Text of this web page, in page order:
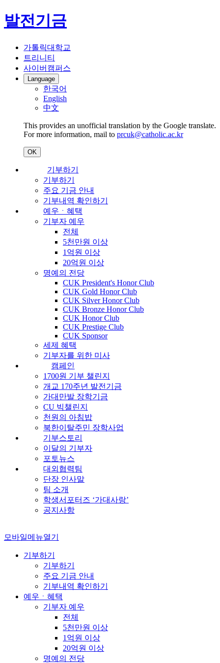
발전기금
가톨릭대학교
트리니티
사이버캠퍼스
Language
한국어
English
中文
This provides an unofficial translation by the Google translate.
For more information, mail to prcuk@catholic.ac.kr
OK
기부하기
기부하기
주요 기금 안내
기부내역 확인하기
예우ㆍ혜택
기부자 예우
전체
5천만원 이상
1억원 이상
20억원 이상
명예의 전당
CUK President's Honor Club
CUK Gold Honor Club
CUK Silver Honor Club
CUK Bronze Honor Club
CUK Honor Club
CUK Prestige Club
CUK Sponsor
세제 혜택
기부자를 위한 미사
캠페인
1700원 기부 챌린지
개교 170주년 발전기금
가대만발 장학기금
CU 빅챌린지
천원의 아침밥
북한이탈주민 장학사업
기부스토리
이달의 기부자
포토뉴스
대외협력팀
단장 인사말
팀 소개
학생서포터즈 ‘가대사랑’
공지사항
모바일메뉴열기
기부하기
기부하기
주요 기금 안내
기부내역 확인하기
예우ㆍ혜택
기부자 예우
전체
5천만원 이상
1억원 이상
20억원 이상
명예의 전당